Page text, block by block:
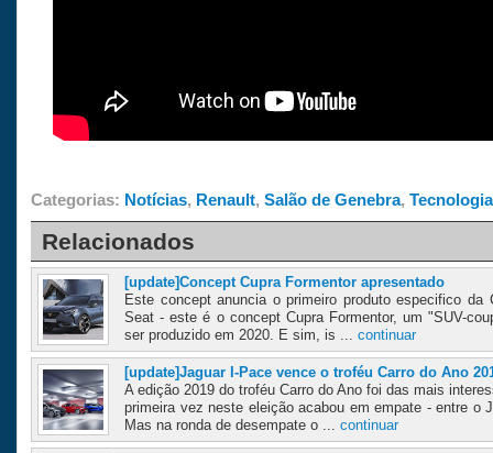
Categorias: Notícias, Renault, Salão de Genebra, Tecnologia
Relacionados
[update]Concept Cupra Formentor apresentado
Este concept anuncia o primeiro produto especifico da
Seat - este é o concept Cupra Formentor, um "SUV-
ser produzido em 2020. E sim, is ... continuar
[update]Jaguar I-Pace vence o troféu Carro do Ano
A edição 2019 do troféu Carro do Ano foi das mais
primeira vez neste eleição acabou em empate - entre o
Mas na ronda de desempate o ... continuar